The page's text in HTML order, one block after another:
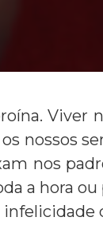
Viver
nossos
nos
a hora